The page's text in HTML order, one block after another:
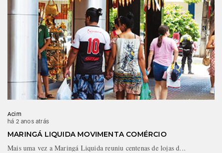
Acim
há 2 anos atrás
MARINGÁ LIQUIDA MOVIMENTA COMÉRCIO
Mais uma vez a Maringá Liquida reuniu centenas de lojas d...